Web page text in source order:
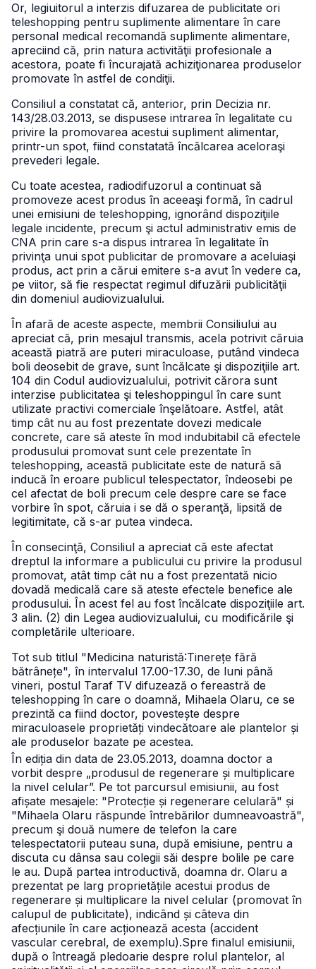
Or, legiuitorul a interzis difuzarea de publicitate ori
teleshopping pentru suplimente alimentare în care
personal medical recomandă suplimente alimentare,
apreciind că, prin natura activităţii profesionale a
acestora, poate fi încurajată achiziţionarea produselor
promovate în astfel de condiţii.
Consiliul a constatat că, anterior, prin Decizia nr.
143/28.03.2013, se dispusese intrarea în legalitate cu
privire la promovarea acestui supliment alimentar,
printr-un spot, fiind constatată încălcarea aceloraşi
prevederi legale.
Cu toate acestea, radiodifuzorul a continuat să
promoveze acest produs în aceeaşi formă, în cadrul
unei emisiuni de teleshopping, ignorând dispoziţiile
legale incidente, precum şi actul administrativ emis de
CNA prin care s-a dispus intrarea în legalitate în
privinţa unui spot publicitar de promovare a aceluiaşi
produs, act prin a cărui emitere s-a avut în vedere ca,
pe viitor, să fie respectat regimul difuzării publicităţii
din domeniul audiovizualului.
În afară de aceste aspecte, membrii Consiliului au
apreciat că, prin mesajul transmis, acela potrivit căruia
această piatră are puteri miraculoase, putând vindeca
boli deosebit de grave, sunt încălcate şi dispoziţiile art.
104 din Codul audiovizualului, potrivit cărora sunt
interzise publicitatea şi teleshoppingul în care sunt
utilizate practivi comerciale înşelătoare. Astfel, atât
timp cât nu au fost prezentate dovezi medicale
concrete, care să ateste în mod indubitabil că efectele
produsului promovat sunt cele prezentate în
teleshopping, această publicitate este de natură să
inducă în eroare publicul telespectator, îndeosebi pe
cel afectat de boli precum cele despre care se face
vorbire în spot, căruia i se dă o speranţă, lipsită de
legitimitate, că s-ar putea vindeca.
În consecinţă, Consiliul a apreciat că este afectat
dreptul la informare a publicului cu privire la produsul
promovat, atât timp cât nu a fost prezentată nicio
dovadă medicală care să ateste efectele benefice ale
produsului. În acest fel au fost încălcate dispoziţiile art.
3 alin. (2) din Legea audiovizualului, cu modificările şi
completările ulterioare.
Tot sub titlul "Medicina naturistă:Tinerețe fără
bătrânețe", în intervalul 17.00-17.30, de luni până
vineri, postul Taraf TV difuzează o fereastră de
teleshopping în care o doamnă, Mihaela Olaru, ce se
prezintă ca fiind doctor, povestește despre
miraculoasele proprietăți vindecătoare ale plantelor și
ale produselor bazate pe acestea.
În ediția din data de 23.05.2013, doamna doctor a
vorbit despre „produsul de regenerare și multiplicare
la nivel celular”. Pe tot parcursul emisiunii, au fost
afișate mesajele: "Protecție și regenerare celulară" și
"Mihaela Olaru răspunde întrebărilor dumneavoastră",
precum şi două numere de telefon la care
telespectatorii puteau suna, după emisiune, pentru a
discuta cu dânsa sau colegii săi despre bolile pe care
le au. După partea introductivă, doamna dr. Olaru a
prezentat pe larg proprietățile acestui produs de
regenerare și multiplicare la nivel celular (promovat în
calupul de publicitate), indicând și câteva din
afecțiunile în care acționează acesta (accident
vascular cerebral, de exemplu).Spre finalul emisiunii,
după o întreagă pledoarie despre rolul plantelor, al